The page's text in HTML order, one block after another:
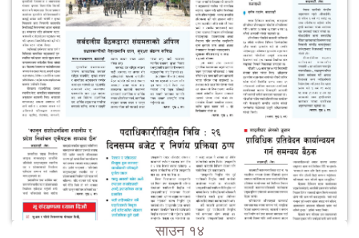
साउन १४